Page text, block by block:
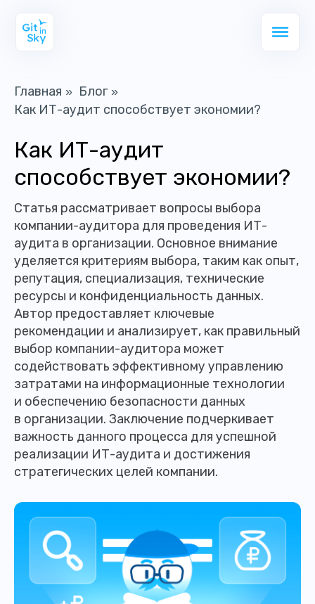
Главная » Блог »
Как ИТ-аудит способствует экономии?
Как ИТ-аудит
способствует экономии?
Статья рассматривает вопросы выбора
компании-аудитора для проведения ИТ-
аудита в организации. Основное внимание
уделяется критериям выбора, таким как опыт,
репутация, специализация, технические
ресурсы и конфиденциальность данных.
Автор предоставляет ключевые
рекомендации и анализирует, как правильный
выбор компании-аудитора может
содействовать эффективному управлению
затратами на информационные технологии
и обеспечению безопасности данных
в организации. Заключение подчеркивает
важность данного процесса для успешной
реализации ИТ-аудита и достижения
стратегических целей компании.